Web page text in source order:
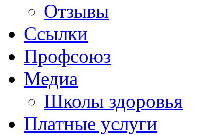
Отзывы
Ссылки
Профсоюз
Медиа
Школы здоровья
Платные услуги